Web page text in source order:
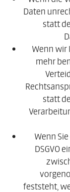
Daten
statt
Wenn wir
mehr
statt
Wenn
DSGVO
feststeht,